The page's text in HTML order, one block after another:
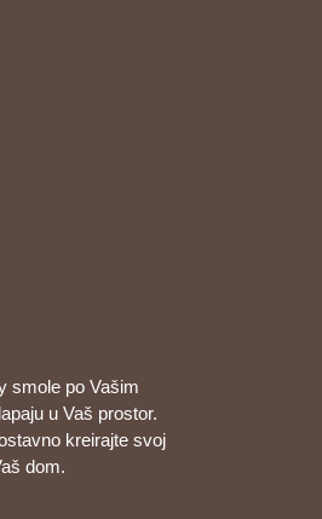
smole po Vašim
u Vaš prostor.
kreirajte svoj
dom.